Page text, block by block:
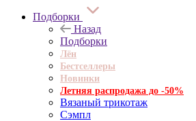
Подборки
Назад
Подборки
Лён
Бестселлеры
Новинки
Летняя распродажа до -50%
Вязаный трикотаж
Сэмпл